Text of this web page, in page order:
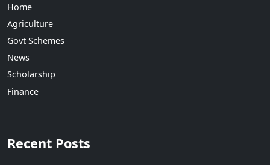
Home
Agriculture
Govt Schemes
News
Scholarship
Finance
Recent Posts